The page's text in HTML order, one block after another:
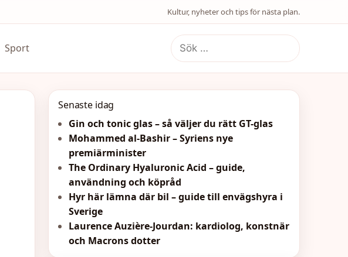
Kultur, nyheter och tips för nästa plan.
Sport
Sök
efter:
Senaste idag
Gin och tonic glas – så väljer du rätt GT-glas
Mohammed al-Bashir – Syriens nye
premiärminister
The Ordinary Hyaluronic Acid – guide,
användning och köpråd
Hyr här lämna där bil – guide till envägshyra i
Sverige
Laurence Auzière-Jourdan: kardiolog, konstnär
och Macrons dotter